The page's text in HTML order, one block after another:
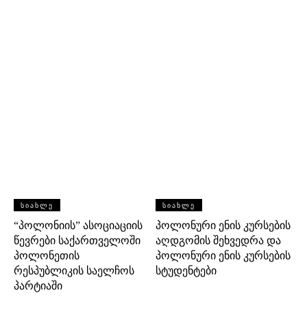
ᲡᲘᲐᲮᲚᲔ
“პოლონიის” ასოციაციის
წევრები საქართველოში
პოლონეთის
რესპუბლიკის საელჩოს
პარტიაში
ᲡᲘᲐᲮᲚᲔ
პოლონური ენის კურსების
აღდგომის შეხვედრა და
პოლონური ენის კურსების
სტუდენტები